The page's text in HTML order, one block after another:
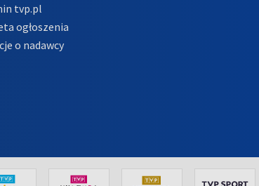
tvp.pl
ogłoszenia
o nadawcy